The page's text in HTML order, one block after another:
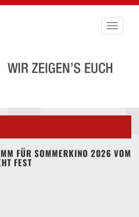
Toggle
FÜR SOMMERKINO 2026 VOM
FEST